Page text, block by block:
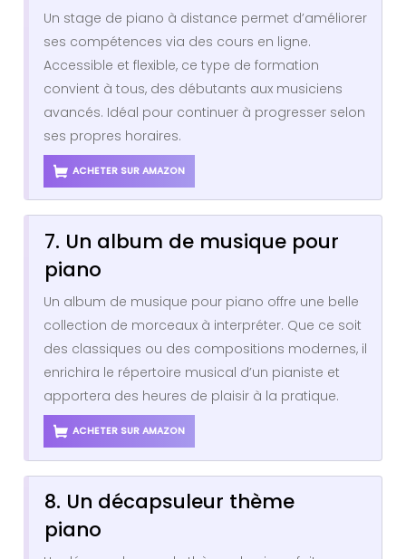
Un stage de piano à distance permet d’améliorer
ses compétences via des cours en ligne.
Accessible et flexible, ce type de formation
convient à tous, des débutants aux musiciens
avancés. Idéal pour continuer à progresser selon
ses propres horaires.
ACHETER SUR AMAZON
7. Un album de musique pour
piano
Un album de musique pour piano offre une belle
collection de morceaux à interpréter. Que ce soit
des classiques ou des compositions modernes, il
enrichira le répertoire musical d’un pianiste et
apportera des heures de plaisir à la pratique.
ACHETER SUR AMAZON
8. Un décapsuleur thème
piano